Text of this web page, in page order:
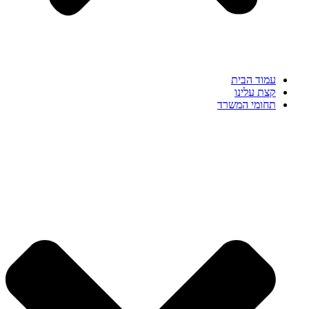
עמוד הבית
קצת עלינו
תחומי המשרד